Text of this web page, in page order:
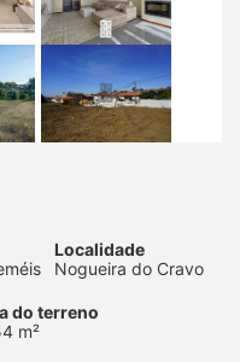
Localidade
Nogueira do Cravo
do terreno
m²